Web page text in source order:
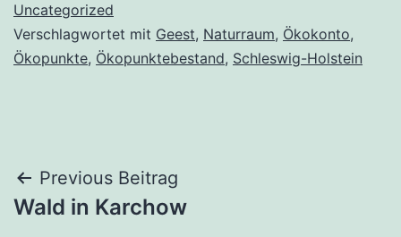
Uncategorized
Verschlagwortet mit Geest, Naturraum, Ökokonto,
Ökopunkte, Ökopunktebestand, Schleswig-Holstein
Beitragsnavigation
Previous Beitrag
Wald in Karchow